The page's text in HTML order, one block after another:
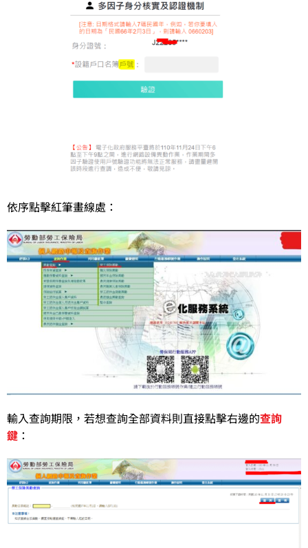
依序點擊紅筆畫線處：
輸入查詢期限，若想查詢全部資料則直接點擊右邊的查詢
鍵 ：